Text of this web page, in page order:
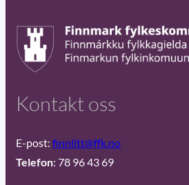
Kontakt oss
E-post: finnlitt@ffk.no
Telefon: 78 96 43 69